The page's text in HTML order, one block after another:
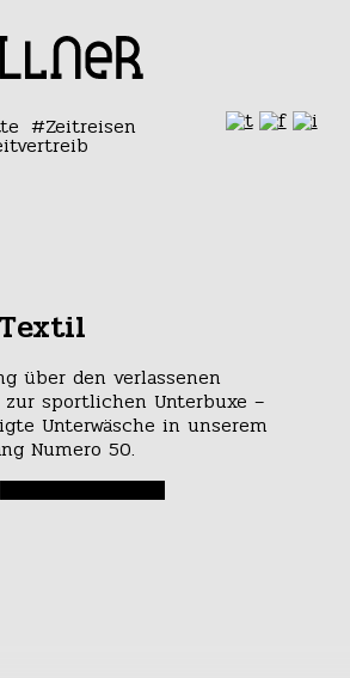
Zeitreisen
über den verlassenen
sportlichen Unterbuxe –
Unterwäsche in unserem
Numero 50.